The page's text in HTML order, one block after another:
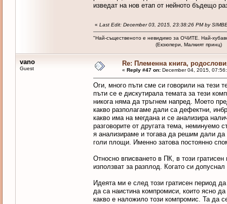
изведат на нов етап от нейното бъдещо
« Last Edit: December 03, 2015, 23:38:26 PM by
"Най-същественото е невидимо за ОЧИТЕ. Най-
(Екзюпери, Малкият принц)
vano
Guest
Re: Племенна книга,
« Reply #47 on:December 04, 2015,
Оги, много пъти сме си говорили на тези
пъти се е дискутирала темата за тези
никога няма да тръгнем напред. Моето
какво разполагаме дали са дефектни,
какво има на мегдана и се анализира
разговорите от другата тема, неминуемо
я анализираме и тогава да решим дали
голи площи. Именно затова постоянно
Относно вписването в ПК, в този
използват за разплод. Когато си
Идеята ми е след този гратисен период
да са наистина компромиси, които ясно
какво е наложило този компромис. Та да